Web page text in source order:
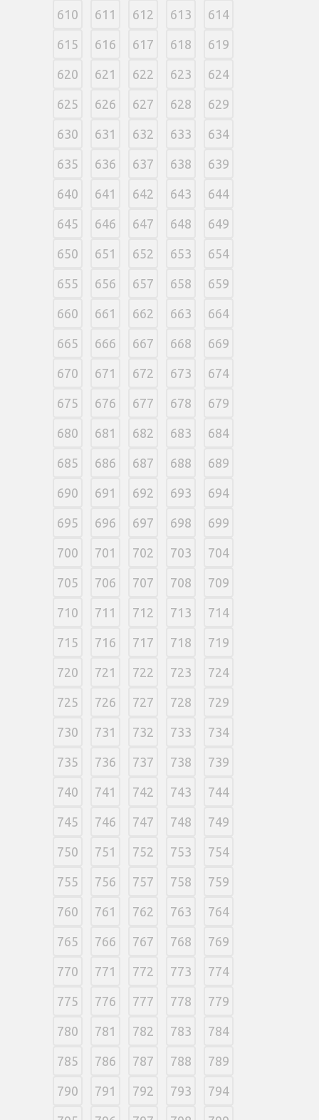
610 611 612 613 614
615 616 617 618 619
620 621 622 623 624
625 626 627 628 629
630 631 632 633 634
635 636 637 638 639
640 641 642 643 644
645 646 647 648 649
650 651 652 653 654
655 656 657 658 659
660 661 662 663 664
665 666 667 668 669
670 671 672 673 674
675 676 677 678 679
680 681 682 683 684
685 686 687 688 689
690 691 692 693 694
695 696 697 698 699
700 701 702 703 704
705 706 707 708 709
710 711 712 713 714
715 716 717 718 719
720 721 722 723 724
725 726 727 728 729
730 731 732 733 734
735 736 737 738 739
740 741 742 743 744
745 746 747 748 749
750 751 752 753 754
755 756 757 758 759
760 761 762 763 764
765 766 767 768 769
770 771 772 773 774
775 776 777 778 779
780 781 782 783 784
785 786 787 788 789
790 791 792 793 794